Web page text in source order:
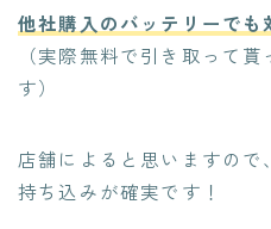
他社購入のバッテリーでも
（実際無料で引き取って
す）
店舗によると思いますの
持ち込みが確実です！